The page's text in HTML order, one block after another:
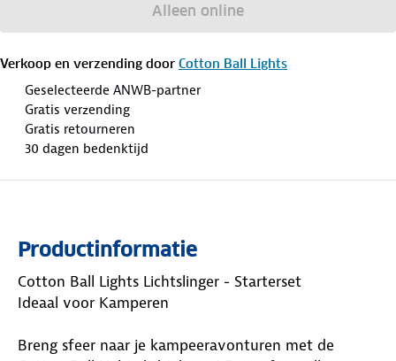
Alleen online
Verkoop en verzending door Cotton Ball Lights
Geselecteerde ANWB-partner
Gratis verzending
Gratis retourneren
30 dagen bedenktijd
Productinformatie
Cotton Ball Lights Lichtslinger - Starterset
Ideaal voor Kamperen
Breng sfeer naar je kampeeravonturen met de